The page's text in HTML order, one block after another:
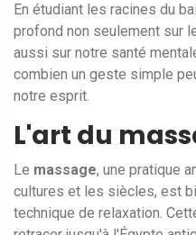
En étudiant les racines du
profond non seulement sur
aussi sur notre santé
combien un geste simple
notre esprit.
L'art du
Le massage, une pratique
cultures et les siècles, est
technique de relaxation.